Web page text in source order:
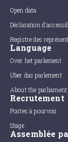
Open data
Déclaration
Registre des
Language
Over het parlement
Uber das parlement
About the parliament
Recrutement
Postes à pourvoir
Stage
Assemblée